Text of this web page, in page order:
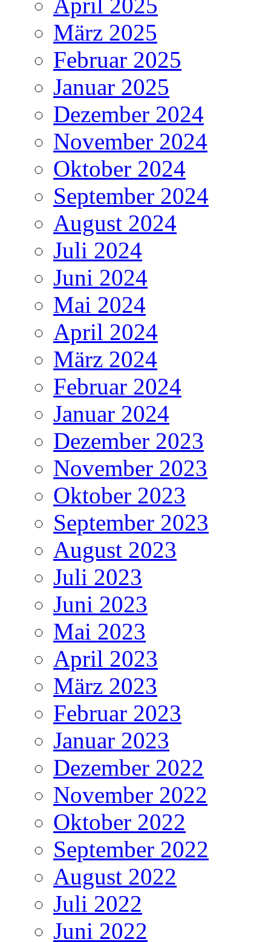
April 2025
März 2025
Februar 2025
Januar 2025
Dezember 2024
November 2024
Oktober 2024
September 2024
August 2024
Juli 2024
Juni 2024
Mai 2024
April 2024
März 2024
Februar 2024
Januar 2024
Dezember 2023
November 2023
Oktober 2023
September 2023
August 2023
Juli 2023
Juni 2023
Mai 2023
April 2023
März 2023
Februar 2023
Januar 2023
Dezember 2022
November 2022
Oktober 2022
September 2022
August 2022
Juli 2022
Juni 2022